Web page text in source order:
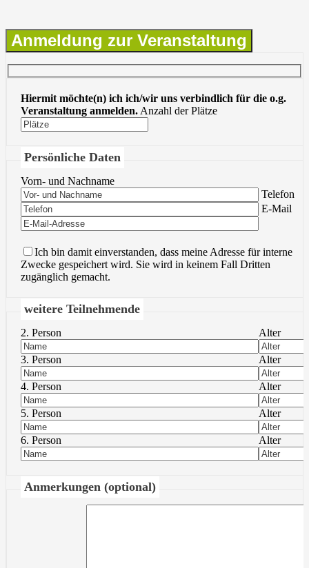
Anmeldung zur Veranstaltung
Hiermit möchte(n) ich ich/wir uns verbindlich für die o.g.
Veranstaltung anmelden. Anzahl der Plätze
Persönliche Daten
Vorn- und Nachname
Bitte lasse
Telefon
Bitte lasse
E-Mail
Ich bin damit einverstanden, dass meine Adresse für interne
Zwecke gespeichert wird. Sie wird in keinem Fall Dritten
zugänglich gemacht.
weitere Teilnehmende
2. Person Alter
3. Person Alter
4. Person Alter
5. Person Alter
6. Person Alter
Anmerkungen (optional)